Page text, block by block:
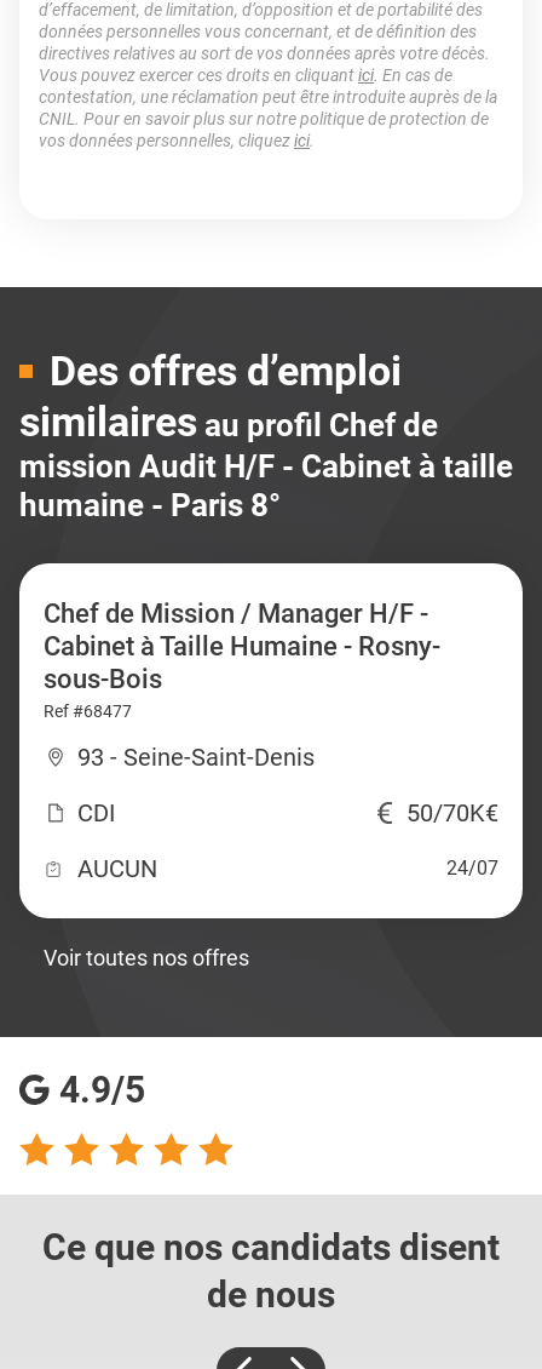
d’effacement, de limitation, d’opposition et de portabilité des
données personnelles vous concernant, et de définition des
directives relatives au sort de vos données après votre décès.
Vous pouvez exercer ces droits en cliquantici. En cas de
contestation, une réclamation peut être introduite auprès de la
CNIL. Pour en savoir plus sur notre politique de protection de
vos données personnelles, cliquezici.
Des offres d’emploi
similaires au profil Chef de
mission Audit H/F - Cabinet à taille
humaine - Paris 8°
Chef de Mission / Manager H/F -
Cabinet à Taille Humaine - Rosny-
sous-Bois
Ref #68477
93 - Seine-Saint-Denis
CDI
50/70K€
AUCUN
24/07
Voir toutes nos offres
4.9/5
Ce que nos candidats disent
de nous